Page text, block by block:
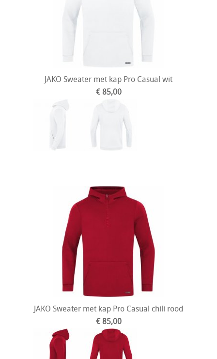
JAKO Sweater met kap Pro Casual wit
€ 85,00
JAKO Sweater met kap Pro Casual chili rood
€ 85,00